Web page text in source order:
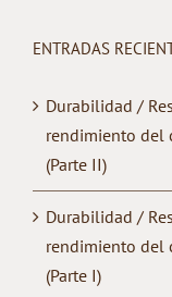
ENTRADAS
Durabilidad /
rendimiento del
(Parte II)
Durabilidad /
rendimiento del
(Parte I)